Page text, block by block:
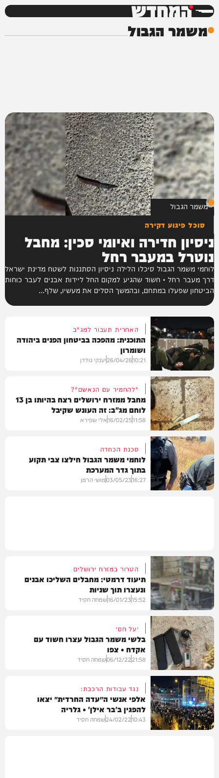
המחדש
משמר הגבול
משמר הגבול
סוכל פיגוע דקירה
ניסיון חדירה ואיומי סכין: מחבל
נוטרל במעבר רחל
לוחמי משמר הגבול סיכלו הלילה ניסיון הסתננות לשטח מדינת ישראל
דרך מעבר רחל • חשוד שהגיע למקום החל ליידות אבנים לעבר כוחות
הביטחון שפעלו במתחם, ובהמשך הסלים את מעשיו, שלף...
חדשות
האחרית תעבור למג"ב
התוכנית: מהפכה בביטחון הפנים ביהודה
ושומרון
10:21
26/04/26יענקי גולדן
בארץ
"להחמיר עם הנאשם"?
מחבל ממזרח ירושלים רצח בהיותו בן 13
לוחם מג"ב: זה העונש שקיבל
11:58
16/02/25אלי שפירא
סכנת הכחדה
לוחמי משמר הגבול חילצו צבי תקוע
בתוך גדר המערכת
16:27
03/05/23מושי הרמן
וידאו
הטרור במזרח ירושלים
תיעוד דרמטי: מחבלים השליכו אבנים
ונעצרו תוך שניות
15:52
16/01/23שמחה חסיד
וידאו
״על חם״
בלשי משמר הגבול עצרו חשוד עם
אקדח • צפו
21:58
06/12/22שמחה חסיד
נגד עבודות הרכבת:
אלפי אנשי ה׳עדה החרדית׳ יצאו
להפגין ב'בר אילן' • גלריה
10:43
24/02/22שמחה חסיד